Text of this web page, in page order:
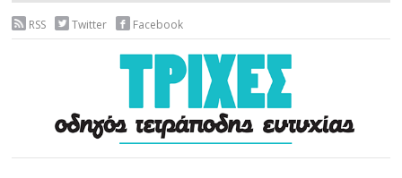
RSS Twitter Facebook